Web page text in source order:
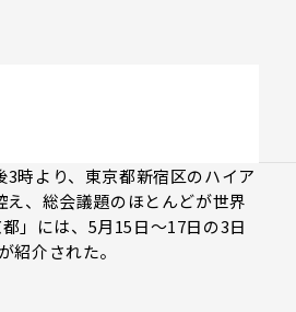
時より、東京都新宿区のハイア
、総会議題のほとんどが世界
」には、5月15日～17日の3日
介された。